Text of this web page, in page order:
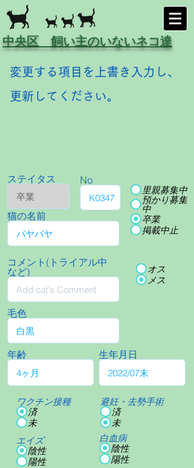
中央区 飼い主のいないネコ達
変更する項目を上書き入力し、
更新してください。
ステイタス No
猫の名前
里親募集中
預かり募集
中
卒業
掲載中止
コメント(トライアル中
など)
オス
メス
毛色
年齢
ワクチン接種
済
未
エイズ
陰性
陽性
生年月日
避妊・去勢手術
済
未
白血病
陰性
陽性